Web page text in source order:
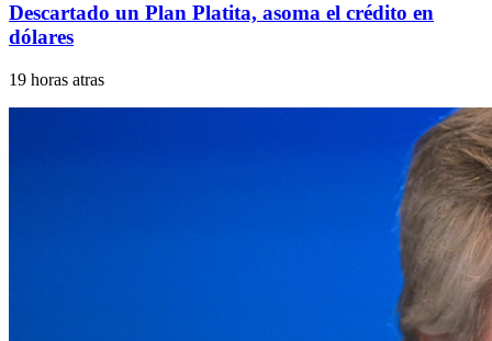
Descartado un Plan Platita, asoma el crédito en
dólares
19 horas atras